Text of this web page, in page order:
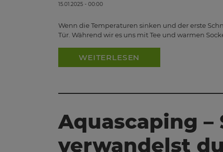
15.01.2025 - 00:00
Wenn die Temperaturen sinken und der erste
Tür. Während wir es uns mit Tee und warmen
WEITERLESEN
Aquascaping –
verwandelst